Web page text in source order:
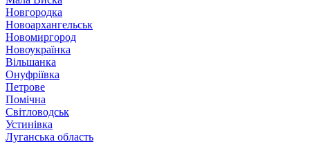
Новгородка
Новоархангельськ
Новомиргород
Новоукраїнка
Вільшанка
Онуфріївка
Петрове
Помічна
Світловодськ
Устинівка
Луганська область